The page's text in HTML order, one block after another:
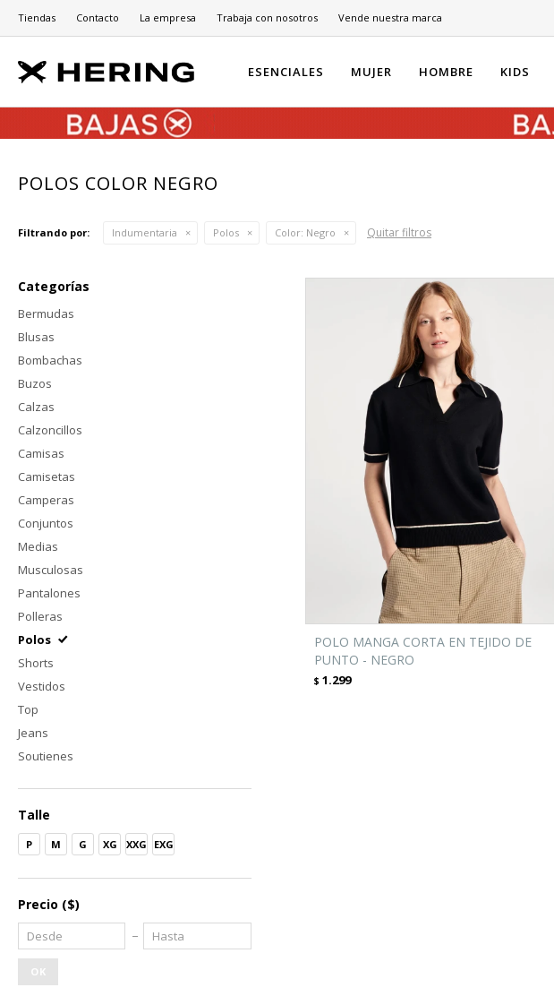
ESENCIALES MUJER HOMBRE KIDS
Tiendas Contacto La empresa Trabaja con nosotros Vende nuestra marca
POLOS COLOR NEGRO
Filtrando por: Indumentaria Polos Color: Negro Quitar filtros
POLO MANGA CORTA EN TEJIDO DE
PUNTO - NEGRO
$ 1.299
Categorías
Bermudas
Blusas
Bombachas
Buzos
Calzas
Calzoncillos
Camisas
Camisetas
Camperas
Conjuntos
Medias
Musculosas
Pantalones
Polleras
Polos
Shorts
Vestidos
Top
Jeans
Soutienes
Talle
P M G XG XXG EXG
Precio ($)
OK